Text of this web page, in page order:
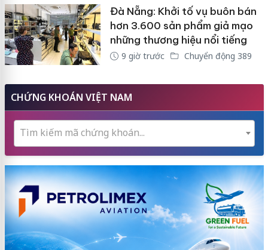
Đà Nẵng: Khởi tố vụ buôn bán
hơn 3.600 sản phẩm giả mạo
những thương hiệu nổi tiếng
9 giờ trước Chuyển động 389
CHỨNG KHOÁN VIỆT NAM
Tìm kiếm mã chứng khoán...